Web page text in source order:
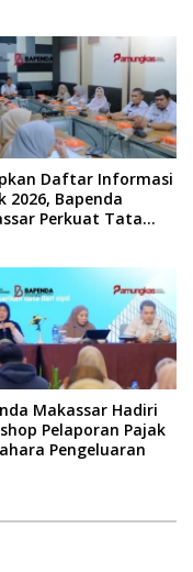
Daftar Informasi
2026, Bapenda
Perkuat Tata
Makassar Hadiri
Pelaporan Pajak
Pengeluaran